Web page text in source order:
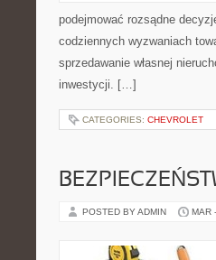
podejmować rozsądne
codziennych wyzwaniach
sprzedawanie własnej
inwestycji. […]
CATEGORIES: CHEVROLET
POSTED BY ADMIN MAR